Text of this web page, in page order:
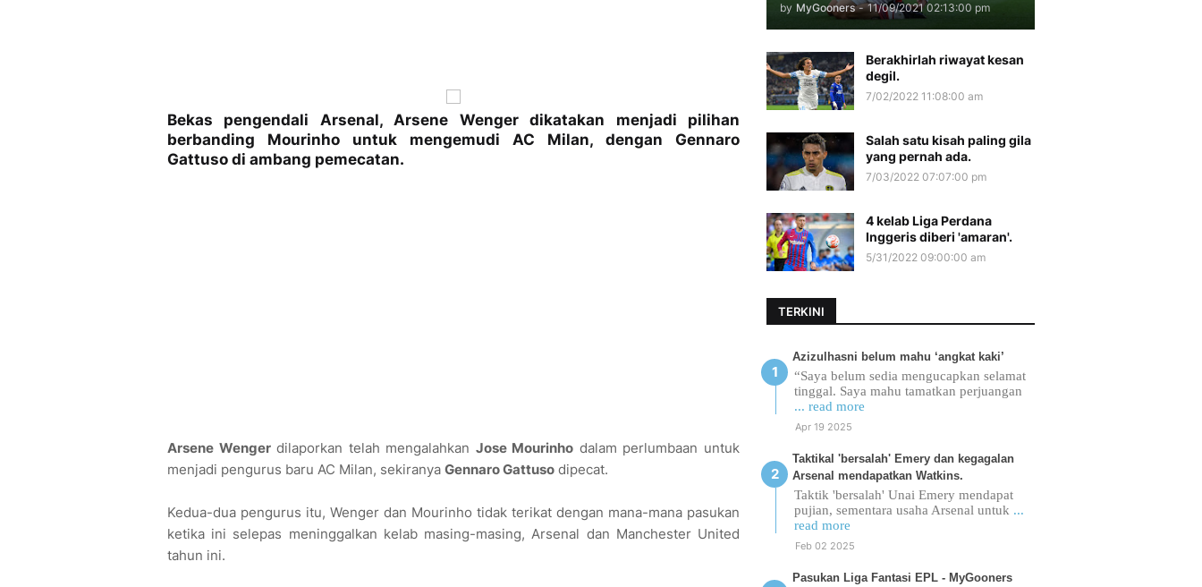
Bekas pengendali Arsenal, Arsene Wenger dikatakan menjadi pilihan
berbanding Mourinho untuk mengemudi AC Milan, dengan Gennaro
Gattuso di ambang pemecatan.
Arsene Wengerdilaporkan telah mengalahkan Jose Mourinho dalam perlumbaan untuk
menjadi pengurus baru AC Milan, sekiranya Gennaro Gattuso dipecat.
Kedua-dua pengurus itu, Wenger dan Mourinho tidak terikat dengan mana-mana pasukan
ketika ini selepas meninggalkan kelab masing-masing, Arsenal dan Manchester United
tahun ini.
by MyGooners - 11/09/2021 02:13:00 pm
Berakhirlah riwayat kesan
degil.
7/02/2022 11:08:00 am
Salah satu kisah paling gila
yang pernah ada.
7/03/2022 07:07:00 pm
4 kelab Liga Perdana
Inggeris diberi 'amaran'.
5/31/2022 09:00:00 am
TERKINI
Azizulhasni belum mahu ‘angkat kaki’
“Saya belum sedia mengucapkan selamat
tinggal. Saya mahu tamatkan perjuangan
... read more
Apr 19 2025
Taktikal 'bersalah' Emery dan kegagalan
Arsenal mendapatkan Watkins.
Taktik 'bersalah' Unai Emery mendapat
pujian, sementara usaha Arsenal untuk ...
read more
Feb 02 2025
Pasukan Liga Fantasi EPL - MyGooners